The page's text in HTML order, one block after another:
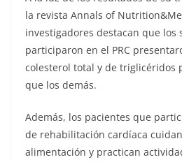
la revista Annals of
investigadores destacan que los
participaron en el PRC
colesterol total y de triglicéridos
que los demás.
Además, los pacientes que
de rehabilitación cardíaca
alimentación y practican